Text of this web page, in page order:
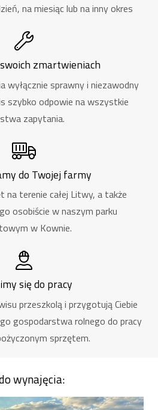
na miesiąc lub na inny okres
zmartwieniach
wyłącznie sprawny i niezawodny
szybko odpowie na wszystkie
zapytania.
do Twojej farmy
terenie całej Litwy, a także
osobiście w naszym parku
w Kownie.
się do pracy
przeszkolą i przygotują Ciebie
gospodarstwa rolnego do pracy
sprzętem.
wynajęcia: